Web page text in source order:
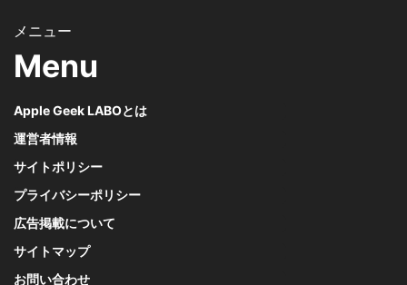
Menu
Apple Geek LABOとは
運営者情報
サイトポリシー
プライバシーポリシー
広告掲載について
サイトマップ
お問い合わせ